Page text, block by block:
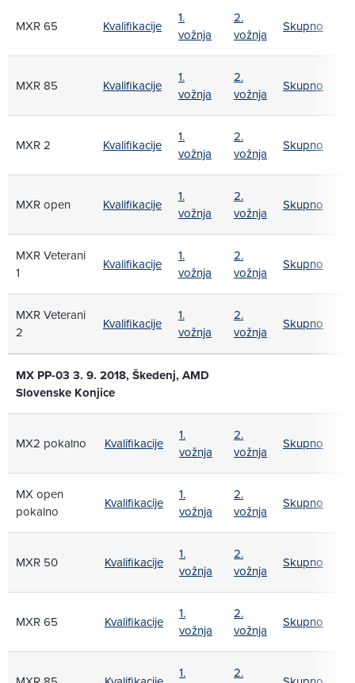
MXR 65 Kvalifikacije
1.
vožnja
2.
vožnja
Skupno
MXR 85 Kvalifikacije
1.
vožnja
2.
vožnja
Skupno
MXR 2 Kvalifikacije
1.
vožnja
2.
vožnja
Skupno
MXR open Kvalifikacije
1.
vožnja
2.
vožnja
Skupno
MXR Veterani
1
Kvalifikacije
1.
vožnja
2.
vožnja
Skupno
MXR Veterani
2
Kvalifikacije
1.
vožnja
2.
vožnja
Skupno
MX PP-03 3. 9. 2018, Škedenj, AMD
Slovenske Konjice
MX2 pokalno Kvalifikacije
1.
vožnja
2.
vožnja
Skupno
MX open
pokalno
Kvalifikacije
1.
vožnja
2.
vožnja
Skupno
MXR 50 Kvalifikacije
1.
vožnja
2.
vožnja
Skupno
MXR 65 Kvalifikacije
1.
vožnja
2.
vožnja
Skupno
1.
2.